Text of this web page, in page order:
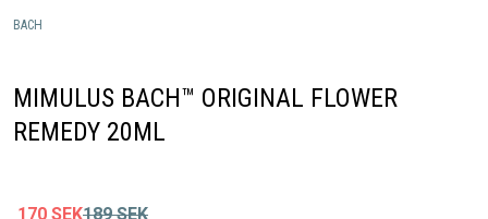
BACH
MIMULUS BACH™ ORIGINAL FLOWER
REMEDY 20ML
170 SEK189 SEK